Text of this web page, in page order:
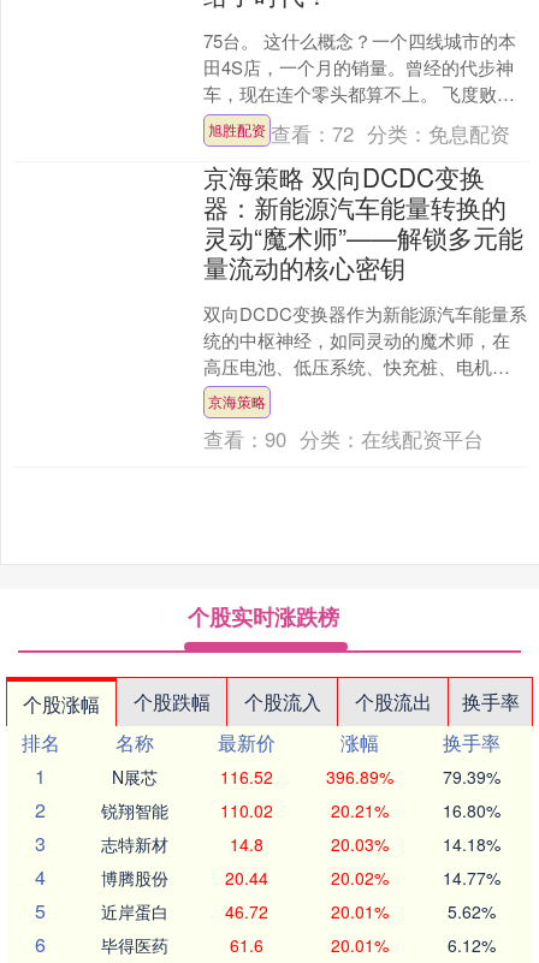
75台。 这什么概念？一个四线城市的本
田4S店，一个月的销量。曾经的代步神
车，现在连个零头都算不上。 飞度败
了。败得彻底，败得没脸见人。 不是败
给了某款车，不是....
旭胜配资 查看：72 分类： 免息配资
京海策略 双向DCDC变换
器：新能源汽车能量转换的
灵动“魔术师”——解锁多元能
量流动的核心密钥
双向DCDC变换器作为新能源汽车能量系
统的中枢神经，如同灵动的魔术师，在
高压电池、低压系统、快充桩、电机、
电网之间实现能量的双向精准调度，解
决了新能源汽车的制动....
京海策略
查看：90 分类：在线配资平台
个股实时涨跌榜
个股涨幅 个股跌幅 个股流入 个股流出
换手率
排名
名称 最新价 涨幅
换手率
1
N展芯 116.52 396.89% 79.39%
2 锐翔智能 110.02 20.21% 16.80%
3 志特新材 14.8 20.03% 14.18%
4 博腾股份 20.44 20.02% 14.77%
5 近岸蛋白 46.72 20.01% 5.62%
6 毕得医药 61.6 20.01% 6.12%